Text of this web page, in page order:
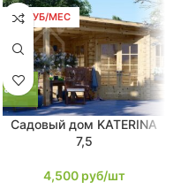
86 РУБ/МЕС
Садовый дом KATERINA
7,5
4,500 руб/шт